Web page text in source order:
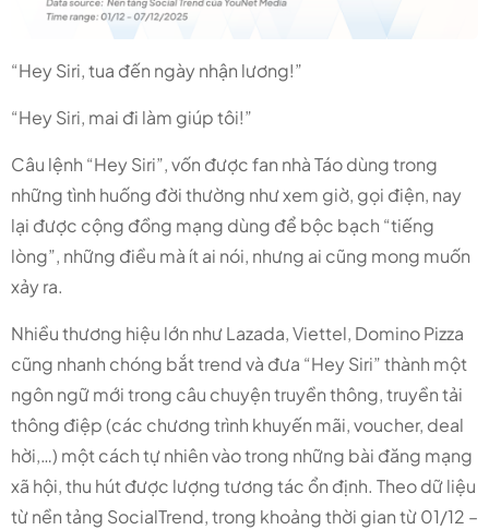
“Hey Siri, tua đến ngày nhận lương!”
“Hey Siri, mai đi làm giúp tôi!”
Câu lệnh “Hey Siri”, vốn được fan nhà Táo dùng trong
những tình huống đời thường như xem giờ, gọi điện, nay
lại được cộng đồng mạng dùng để bộc bạch “tiếng
lòng”, những điều mà ít ai nói, nhưng ai cũng mong muốn
xảy ra.
Nhiều thương hiệu lớn như Lazada, Viettel, Domino Pizza
cũng nhanh chóng bắt trend và đưa “Hey Siri” thành một
ngôn ngữ mới trong câu chuyện truyền thông, truyền tải
thông điệp (các chương trình khuyến mãi, voucher, deal
hời,…) một cách tự nhiên vào trong những bài đăng mạng
xã hội, thu hút được lượng tương tác ổn định. Theo dữ liệu
từ nền tảng SocialTrend, trong khoảng thời gian từ 01/12 –